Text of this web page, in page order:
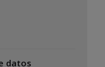
datos